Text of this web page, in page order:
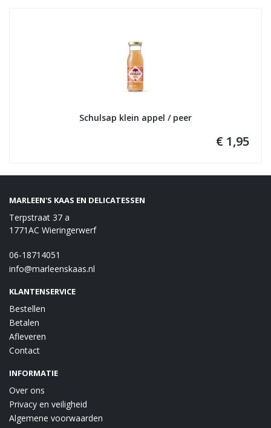
Schulsap klein appel / peer
€ 1,95
MARLEEN'S KAAS EN DELICATESSEN
Terpstraat 37 a
1771AC Wieringerwerf
06-18714051
info@marleenskaas.nl
KLANTENSERVICE
Bestellen
Betalen
Afleveren
Contact
INFORMATIE
Over ons
Privacy en veiligheid
Algemene voorwaarden